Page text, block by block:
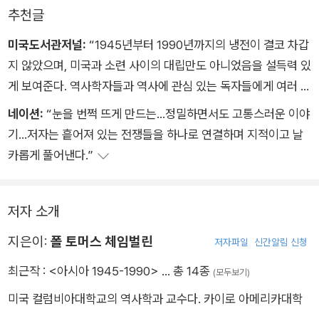
사들은 외부 세력에 맞서 싸우는 만큼이나 서로를 상대로도 싸웠
다.
추천글
미국도서관저널: “1945년부터 1990년까지의 냉전이 결코 차갑
지 않았으며, 미국과 소련 사이의 대립만도 아니었음을 설득력 있
게 보여준다. 역사학자들과 역사에 관심 있는 독자들에게 여러 생
각을 던져주는 의미심장한 저작이다.”
네이션: “눈을 번쩍 뜨게 만드는…정밀하면서도 고통스러운 이야
기…저자는 흩어져 있는 전쟁들을 하나로 연결하며 지적이고 날
카롭게 풀어낸다.”
저자 소개
지은이: 폴 토머스 체임벌린 저자파일 신간알림 신청
최근작 : <아시아 1945-1990> … 총 14종 (모두보기)
미국 컬럼비아대학교의 역사학과 교수다. 카이로 아메리카대학